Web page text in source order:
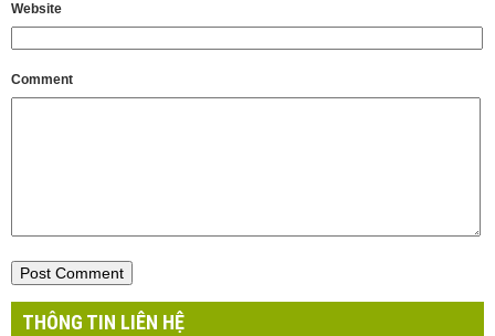
Website
Comment
THÔNG TIN LIÊN HỆ